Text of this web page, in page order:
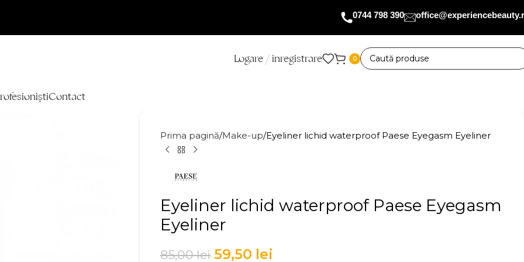
0744 798 390
Logare / înregistrare 0
Contact
Prima pagină Make-up Eyeliner lichid waterproof Paese Eyegasm Eyeliner
Eyeliner lichid waterproof Paese Eyegasm
Eyeliner
85,00lei 59,50 lei